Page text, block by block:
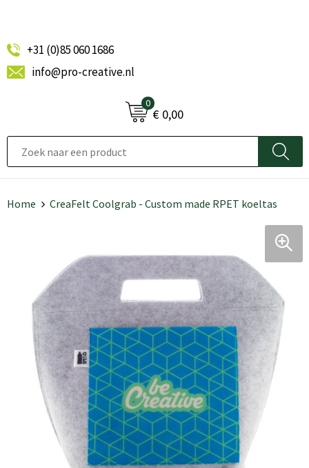
+31 (0)85 060 1686
info@pro-creative.nl
0
€ 0,00
Home CreaFelt Coolgrab - Custom made RPET koeltas